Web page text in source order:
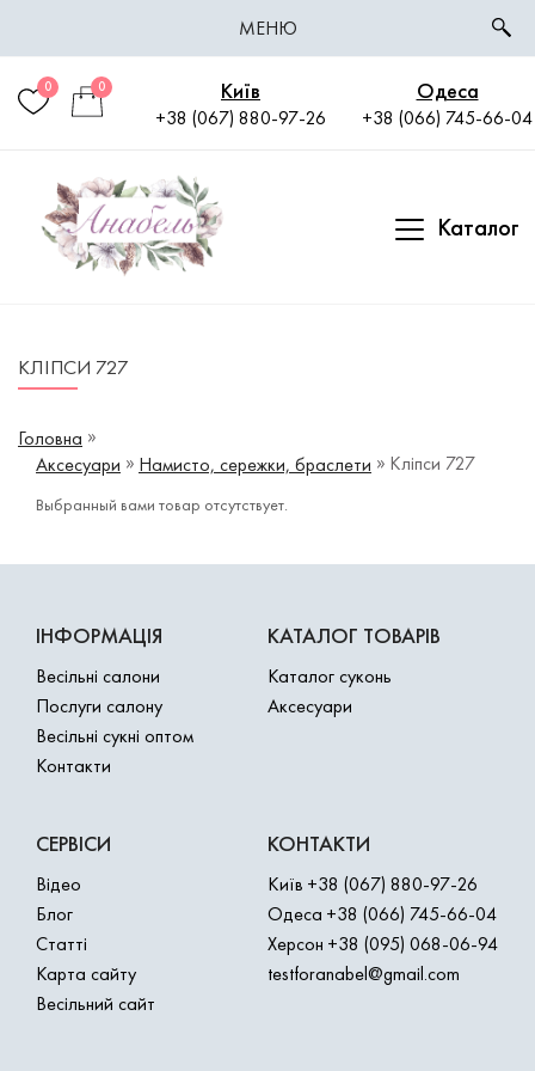
МЕНЮ
Київ
+38 (067) 880-97-26
Одеса
+38 (066) 745-66-04
0 0
Каталог
КЛІПСИ 727
Головна
Аксесуари
Намисто, сережки, браслети Кліпси 727
Выбранный вами товар отсутствует.
ІНФОРМАЦІЯ
Весільні салони
Послуги салону
Весільні сукні оптом
Контакти
КАТАЛОГ ТОВАРІВ
Каталог суконь
Аксесуари
СЕРВІСИ
Відео
Блог
Статті
Карта сайту
Весільний сайт
КОНТАКТИ
Київ +38 (067) 880-97-26
Одеса +38 (066) 745-66-04
Херсон +38 (095) 068-06-94
testforanabel@gmail.com